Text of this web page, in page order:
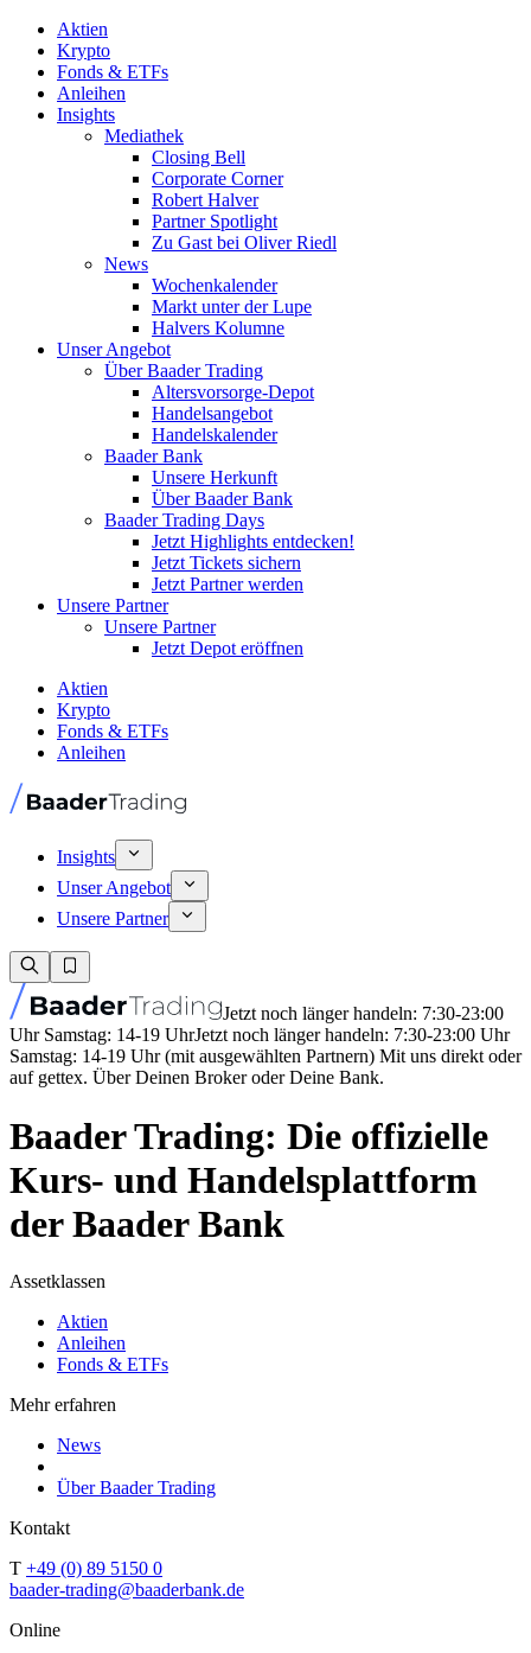
Aktien
Krypto
Fonds & ETFs
Anleihen
Insights
Mediathek
Closing Bell
Corporate Corner
Robert Halver
Partner Spotlight
Zu Gast bei Oliver Riedl
News
Wochenkalender
Markt unter der Lupe
Halvers Kolumne
Unser Angebot
Über Baader Trading
Altersvorsorge-Depot
Handelsangebot
Handelskalender
Baader Bank
Unsere Herkunft
Über Baader Bank
Baader Trading Days
Jetzt Highlights entdecken!
Jetzt Tickets sichern
Jetzt Partner werden
Unsere Partner
Unsere Partner
Jetzt Depot eröffnen
Aktien
Krypto
Fonds & ETFs
Anleihen
Insights
Unser Angebot
Unsere Partner
Jetzt noch länger handeln: 7:30-23:00
Uhr Samstag: 14-19 UhrJetzt noch länger handeln: 7:30-23:00 Uhr
Samstag: 14-19 Uhr (mit ausgewählten Partnern) Mit uns direkt oder
auf gettex. Über Deinen Broker oder Deine Bank.
Baader Trading: Die offizielle
Kurs- und Handelsplattform
der Baader Bank
Assetklassen
Aktien
Anleihen
Fonds & ETFs
Mehr erfahren
News
Über Baader Trading
Kontakt
T +49 (0) 89 5150 0
baader-trading@baaderbank.de
Online